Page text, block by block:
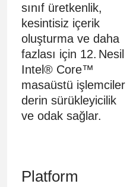
sınıf üretkenlik,
kesintisiz içerik
oluşturma ve daha
fazlası için 12. Nesil
Intel® Core™
masaüstü işlemciler
derin sürükleyicilik
ve odak sağlar.
Platform